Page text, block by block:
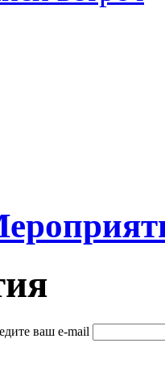
ваш e-mail